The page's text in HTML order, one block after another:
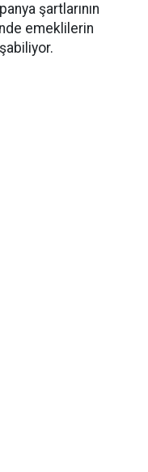
şartlarının
emeklilerin